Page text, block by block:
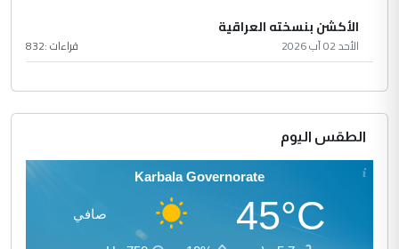
الأكشن بنسخته العراقية
الأحد 02 آب 2026 قراءات :832
الطقس اليوم
Karbala Governorate
45°C صافي